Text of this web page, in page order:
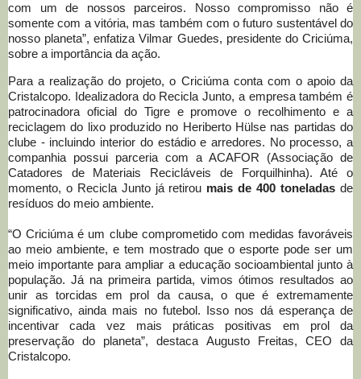
com um de nossos parceiros. Nosso compromisso não é
somente com a vitória, mas também com o futuro sustentável do
nosso planeta”, enfatiza Vilmar Guedes, presidente do Criciúma,
sobre a importância da ação.
Para a realização do projeto, o Criciúma conta com o apoio da
Cristalcopo. Idealizadora do Recicla Junto, a empresa também é
patrocinadora oficial do Tigre e promove o recolhimento e a
reciclagem do lixo produzido no Heriberto Hülse nas partidas do
clube - incluindo interior do estádio e arredores. No processo, a
companhia possui parceria com a ACAFOR (Associação de
Catadores de Materiais Recicláveis de Forquilhinha). Até o
momento, o Recicla Junto já retirou mais de 400 toneladasde
resíduos do meio ambiente.
“O Criciúma é um clube comprometido com medidas favoráveis
ao meio ambiente, e tem mostrado que o esporte pode ser um
meio importante para ampliar a educação socioambiental junto à
população. Já na primeira partida, vimos ótimos resultados ao
unir as torcidas em prol da causa, o que é extremamente
significativo, ainda mais no futebol. Isso nos dá esperança de
incentivar cada vez mais práticas positivas em prol da
preservação do planeta”, destaca Augusto Freitas, CEO da
Cristalcopo.